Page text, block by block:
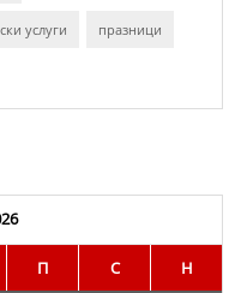
услуги празници
П С Н